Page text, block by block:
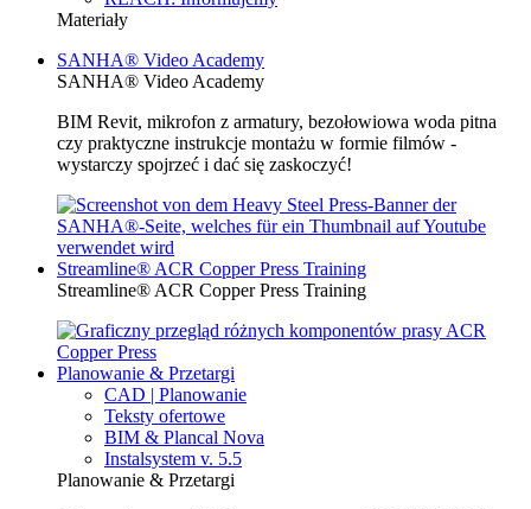
Materiały
SANHA® Video Academy
SANHA® Video Academy
BIM Revit, mikrofon z armatury, bezołowiowa woda pitna
czy praktyczne instrukcje montażu w formie filmów -
wystarczy spojrzeć i dać się zaskoczyć!
Streamline® ACR Copper Press Training
Streamline® ACR Copper Press Training
Planowanie & Przetargi
CAD | Planowanie
Teksty ofertowe
BIM & Plancal Nova
Instalsystem v. 5.5
Planowanie & Przetargi